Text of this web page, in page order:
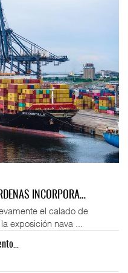
INCORPORA…
el calado de
exposición nava ...